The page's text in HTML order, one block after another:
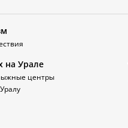
на Урале
центры